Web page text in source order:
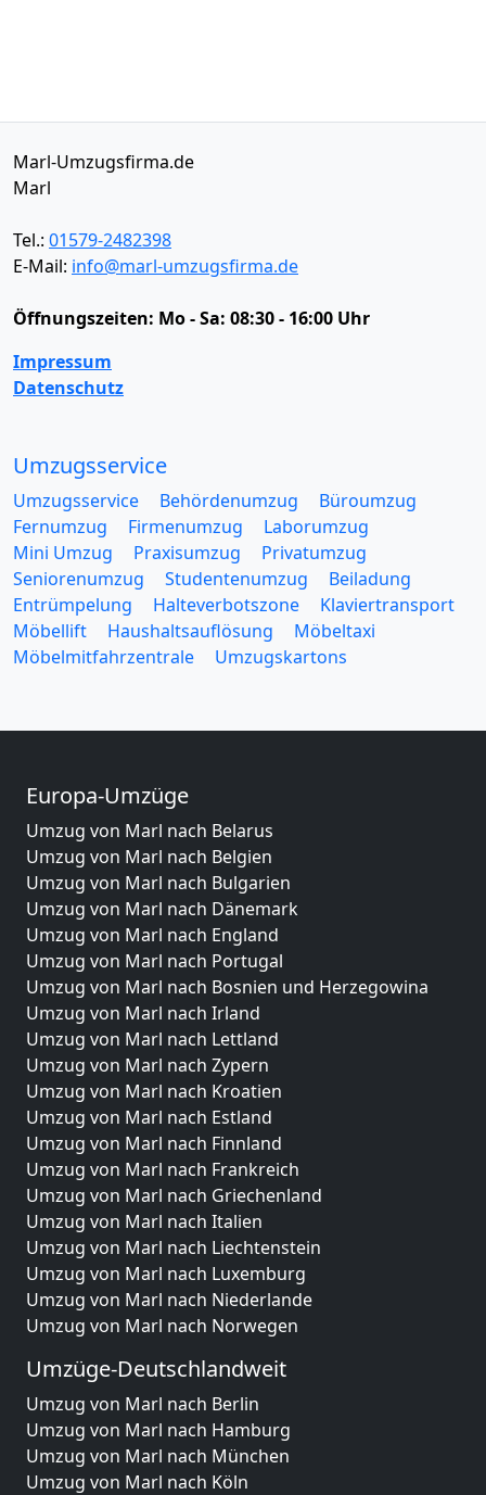
Marl-Umzugsfirma.de
Marl
Tel.: 01579-2482398
E-Mail: info@marl-umzugsfirma.de
Öffnungszeiten: Mo - Sa: 08:30 - 16:00 Uhr
Impressum
Datenschutz
Umzugsservice
Umzugsservice Behördenumzug
Büroumzug
Fernumzug
Firmenumzug
Laborumzug
Mini Umzug
Praxisumzug
Privatumzug
Seniorenumzug
Studentenumzug
Beiladung
Entrümpelung
Halteverbotszone
Klaviertransport
Möbellift
Haushaltsauflösung
Möbeltaxi
Möbelmitfahrzentrale
Umzugskartons
Europa-Umzüge
Umzug von Marl nach Belarus
Umzug von Marl nach Belgien
Umzug von Marl nach Bulgarien
Umzug von Marl nach Dänemark
Umzug von Marl nach England
Umzug von Marl nach Portugal
Umzug von Marl nach Bosnien und Herzegowina
Umzug von Marl nach Irland
Umzug von Marl nach Lettland
Umzug von Marl nach Zypern
Umzug von Marl nach Kroatien
Umzug von Marl nach Estland
Umzug von Marl nach Finnland
Umzug von Marl nach Frankreich
Umzug von Marl nach Griechenland
Umzug von Marl nach Italien
Umzug von Marl nach Liechtenstein
Umzug von Marl nach Luxemburg
Umzug von Marl nach Niederlande
Umzug von Marl nach Norwegen
Umzüge-Deutschlandweit
Umzug von Marl nach Berlin
Umzug von Marl nach Hamburg
Umzug von Marl nach München
Umzug von Marl nach Köln